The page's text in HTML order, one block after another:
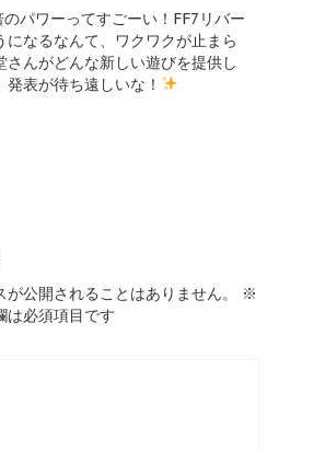
パワーってすごーい！FF7リバー
になるなんて、ワクワクが止まら
さんがどんな新しい遊びを提供し
発表が待ち遠しいな！
が公開されることはありません。
※
は必須項目です